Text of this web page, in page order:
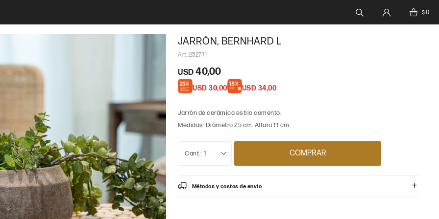
$0
JARRÓN, BERNHARD L
252771
USD 40,00
USD 30,00 USD 34,00
Jarrón de cerámica estilo cemento.
Medidas: Diámetro 25 cm. Altura 11 cm.
1 COMPRAR
Métodos y costos de envío